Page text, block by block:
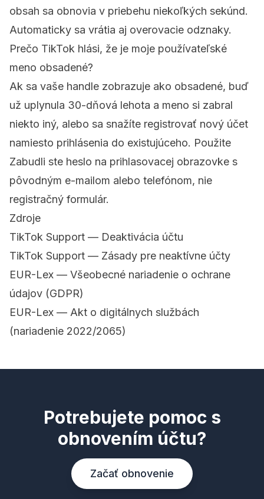
obsah sa obnovia v priebehu niekoľkých sekúnd.
Automaticky sa vrátia aj overovacie odznaky.
Prečo TikTok hlási, že je moje používateľské
meno obsadené?
Ak sa vaše handle zobrazuje ako obsadené, buď
už uplynula 30-dňová lehota a meno si zabral
niekto iný, alebo sa snažíte registrovať nový účet
namiesto prihlásenia do existujúceho. Použite
Zabudli ste heslo na prihlasovacej obrazovke s
pôvodným e-mailom alebo telefónom, nie
registračný formulár.
Zdroje
TikTok Support — Deaktivácia účtu
TikTok Support — Zásady pre neaktívne účty
EUR-Lex — Všeobecné nariadenie o ochrane
údajov (GDPR)
EUR-Lex — Akt o digitálnych službách
(nariadenie 2022/2065)
Potrebujete pomoc s
obnovením účtu?
Začať obnovenie